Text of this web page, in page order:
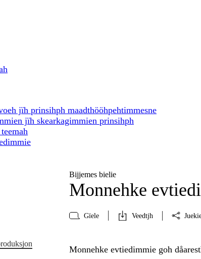
jïh prinsihph maadthööhpehtimmesne
jïh skearkagimmien prinsihph
Bijjemes bielie
Monnehke
Gïele Veedtjh
Monnehke evtiedimmie goh